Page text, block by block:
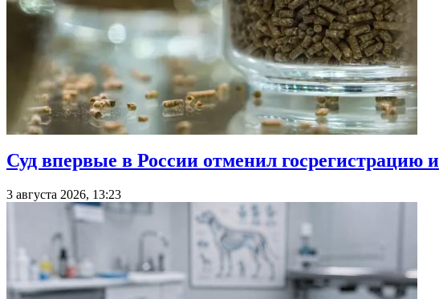
Суд впервые в России отменил
3 августа 2026, 13:23